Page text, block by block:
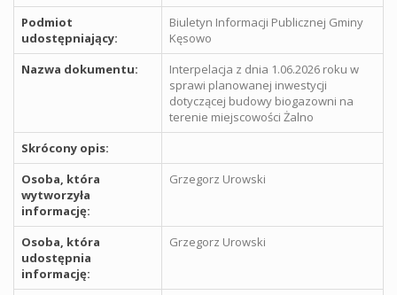
Podmiot
udostępniający:
Biuletyn Informacji Publicznej Gminy
Kęsowo
Nazwa dokumentu:
Interpelacja z dnia 1.06.2026 roku w
sprawi planowanej inwestycji
dotyczącej budowy biogazowni na
terenie miejscowości Żalno
Skrócony opis:
Osoba, która
wytworzyła
informację:
Grzegorz Urowski
Osoba, która
udostępnia
informację:
Grzegorz Urowski